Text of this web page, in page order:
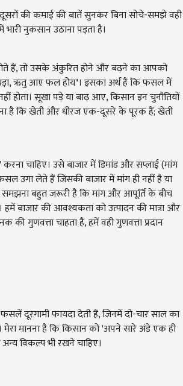
की कमाई की बातें सुनकर बिना सोचे-समझे वही
नुकसान उठाना पड़ता है।
हैं, तो उसके अंकुरित होने और बढ़ने का आपको
घड़ा, ऋतु आए फल होय"। इसका अर्थ है कि फसल में
होता। सूखा पड़े या बाढ़ आए, किसान इन चुनौतियों
है कि खेती और धीरज एक-दूसरे के पूरक हैं; खेती
चाहिए। उसे बाजार में डिमांड और सप्लाई (मांग
उगा लेते हैं जिसकी बाजार में मांग ही नहीं है या
बहुत जरूरी है कि मांग और आपूर्ति के बीच
हमें बाजार की आवश्यकता को उत्पादन की मात्रा और
की गुणवत्ता चाहता है, हमें वही गुणवत्ता प्रदान
दूरगामी फायदा देती हैं, जिनमें दो-चार साल का
मानना है कि किसान को 'अपने सारे अंडे एक ही
विकल्प भी रखने चाहिए।